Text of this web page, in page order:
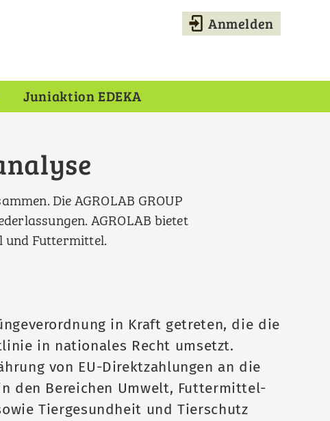
User
Anmelden
Juniaktion EDEKA
Die AGROLAB GROUP
AGROLAB bietet
und Futtermittel.
in Kraft getreten, die die
in nationales Recht umsetzt.
von EU-Direktzahlungen an die
den Bereichen Umwelt, Futtermittel-
Tiergesundheit und Tierschutz